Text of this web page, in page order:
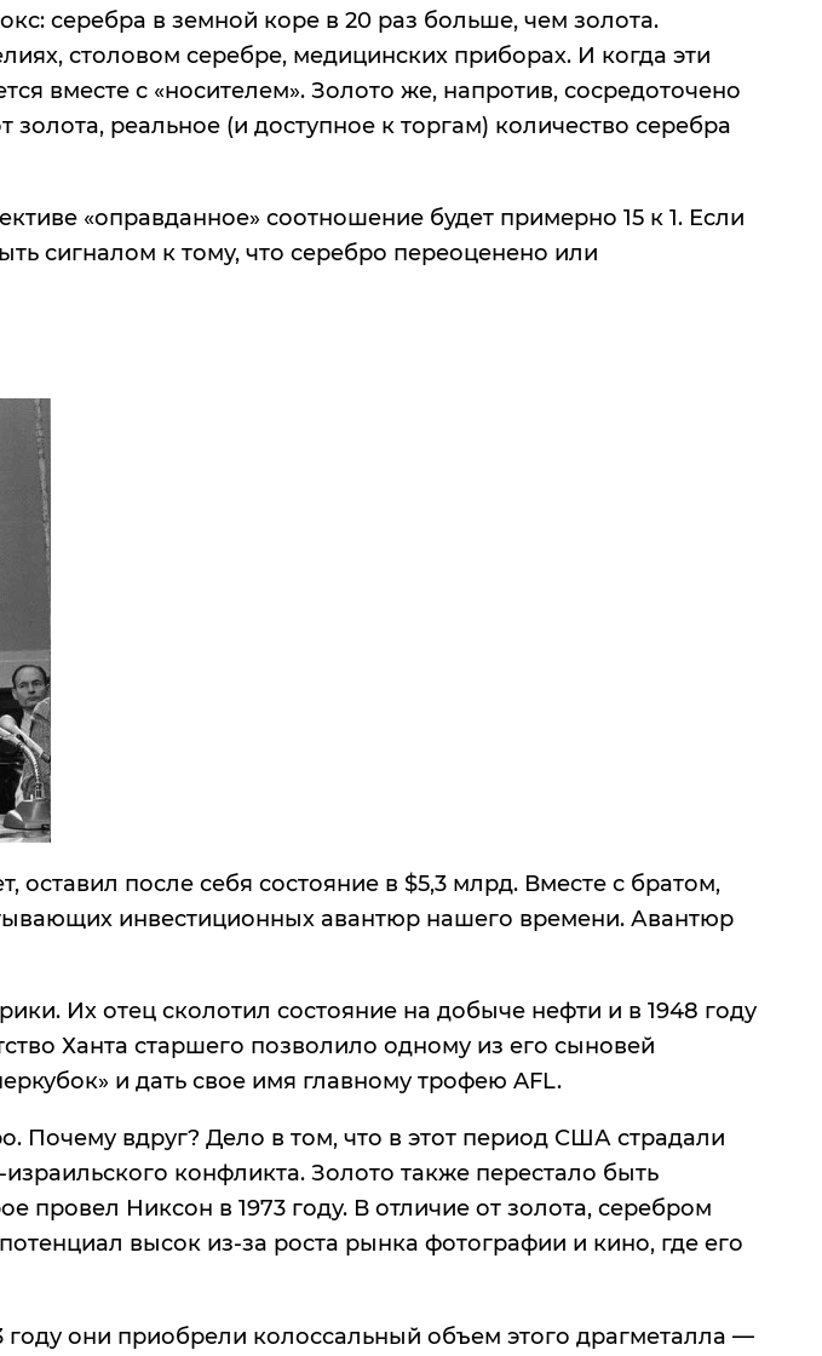
серебра в земной коре в 20 раз больше, чем золота.
столовом серебре, медицинских приборах. И когда эти
вместе с «носителем». Золото же, напротив, сосредоточено
реальное (и доступное к торгам) количество серебра
«оправданное» соотношение будет примерно 15 к 1. Если
сигналом к тому, что серебро переоценено или
оставил после себя состояние в $5,3 млрд. Вместе с братом,
инвестиционных авантюр нашего времени. Авантюр
Их отец сколотил состояние на добыче нефти и в 1948 году
Ханта старшего позволило одному из его сыновей
и дать свое имя главному трофею AFL.
Почему вдруг? Дело в том, что в этот период США страдали
конфликта. Золото также перестало быть
провел Никсон в 1973 году. В отличие от золота, серебром
высок из-за роста рынка фотографии и кино, где его
году они приобрели колоссальный объем этого драгметалла —